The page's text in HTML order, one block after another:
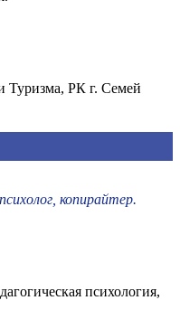
Туризма, РК г. Семей
копирайтер.
психология,